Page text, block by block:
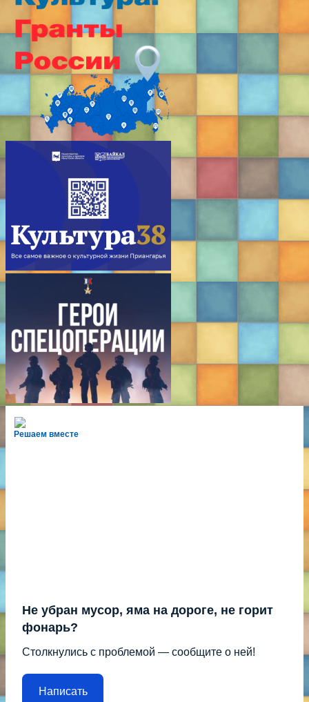
Решаем вместе
Не убран мусор, яма на дороге, не горит
фонарь?
Столкнулись с проблемой — сообщите о ней!
Написать